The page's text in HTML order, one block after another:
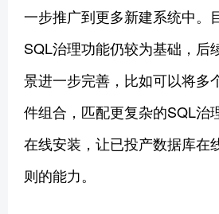
一步推广到更多新建系统中。
SQL治理功能仍较为基础，后
景进一步完善，比如可以将多
件组合，匹配更复杂的SQL治
在线安装，让已投产数据库在
则的能力。